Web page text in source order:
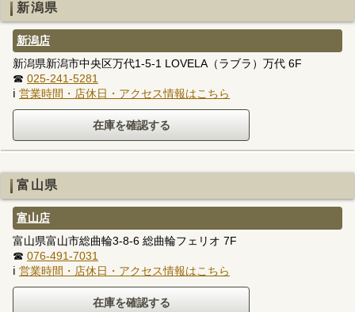
新潟県
新潟店
新潟県新潟市中央区万代1-5-1 LOVELA（ラブラ）万代 6F
☎ 025-241-5281
ℹ 営業時間・店休日・アクセス情報はこちら
富山県
富山店
富山県富山市総曲輪3-8-6 総曲輪フェリオ 7F
☎ 076-491-7031
ℹ 営業時間・店休日・アクセス情報はこちら